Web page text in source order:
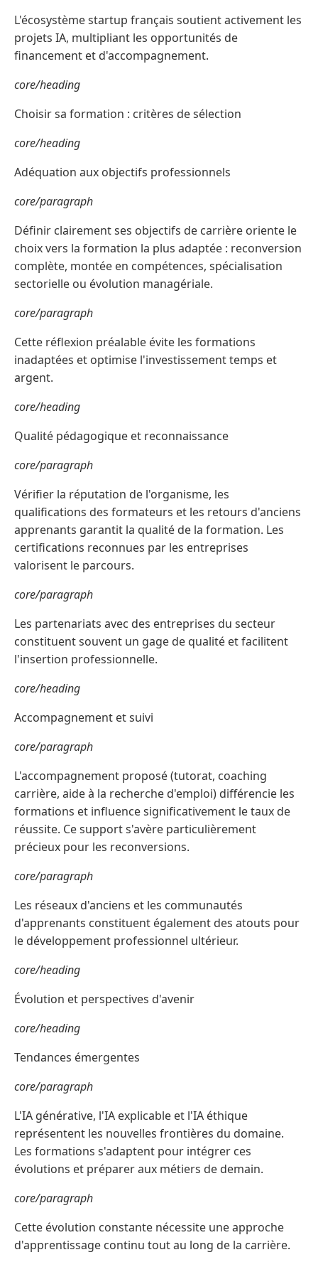
L'écosystème startup français soutient activement les
projets IA, multipliant les opportunités de
financement et d'accompagnement.
core/heading
Choisir sa formation : critères de sélection
core/heading
Adéquation aux objectifs professionnels
core/paragraph
Définir clairement ses objectifs de carrière oriente le
choix vers la formation la plus adaptée : reconversion
complète, montée en compétences, spécialisation
sectorielle ou évolution managériale.
core/paragraph
Cette réflexion préalable évite les formations
inadaptées et optimise l'investissement temps et
argent.
core/heading
Qualité pédagogique et reconnaissance
core/paragraph
Vérifier la réputation de l'organisme, les
qualifications des formateurs et les retours d'anciens
apprenants garantit la qualité de la formation. Les
certifications reconnues par les entreprises
valorisent le parcours.
core/paragraph
Les partenariats avec des entreprises du secteur
constituent souvent un gage de qualité et facilitent
l'insertion professionnelle.
core/heading
Accompagnement et suivi
core/paragraph
L'accompagnement proposé (tutorat, coaching
carrière, aide à la recherche d'emploi) différencie les
formations et influence significativement le taux de
réussite. Ce support s'avère particulièrement
précieux pour les reconversions.
core/paragraph
Les réseaux d'anciens et les communautés
d'apprenants constituent également des atouts pour
le développement professionnel ultérieur.
core/heading
Évolution et perspectives d'avenir
core/heading
Tendances émergentes
core/paragraph
L'IA générative, l'IA explicable et l'IA éthique
représentent les nouvelles frontières du domaine.
Les formations s'adaptent pour intégrer ces
évolutions et préparer aux métiers de demain.
core/paragraph
Cette évolution constante nécessite une approche
d'apprentissage continu tout au long de la carrière.